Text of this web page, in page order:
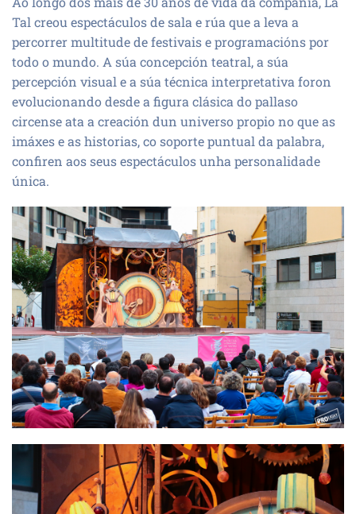
Tal creou espectáculos de sala e rúa que a leva a
percorrer multitude de festivais e programacións por
todo o mundo. A súa concepción teatral, a súa
percepción visual e a súa técnica interpretativa foron
evolucionando desde a figura clásica do pallaso
circense ata a creación dun universo propio no que as
imáxes e as historias, co soporte puntual da palabra,
confiren aos seus espectáculos unha personalidade
única.